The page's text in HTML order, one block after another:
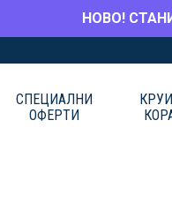
НОВО!
СПЕЦИАЛНИ
ОФЕРТИ